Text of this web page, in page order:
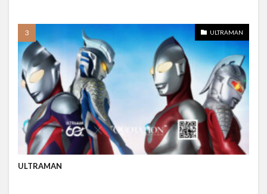
ULTRAMAN
ULTRAMAN